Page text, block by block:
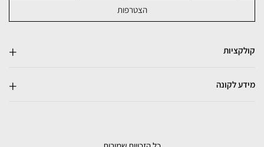
קולקציות
מידע לקונה